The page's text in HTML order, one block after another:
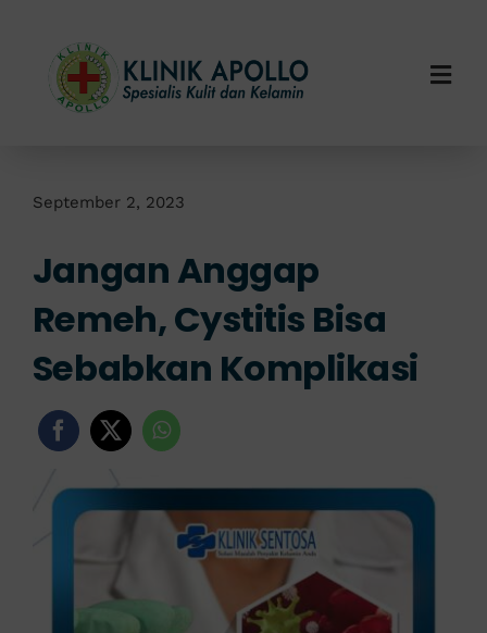
content
Layanan Kami
Info Klinik
September 2, 2023
Jangan Anggap
Remeh, Cystitis Bisa
Sebabkan Komplikasi